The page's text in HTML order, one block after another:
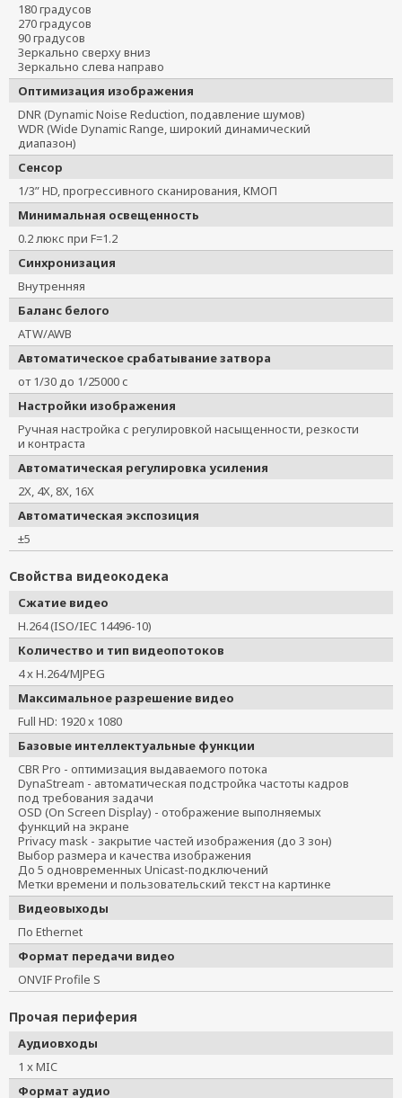
180 градусов
270 градусов
90 градусов
Зеркально сверху вниз
Зеркально слева направо
Оптимизация изображения
DNR (Dynamic Noise Reduction, подавление шумов)
WDR (Wide Dynamic Range, широкий динамический
диапазон)
Сенсор
1/3” HD, прогрессивного сканирования, КМОП
Минимальная освещенность
0.2 люкс при F=1.2
Синхронизация
Внутренняя
Баланс белого
ATW/AWB
Автоматическое срабатывание затвора
от 1/30 до 1/25000 с
Настройки изображения
Ручная настройка с регулировкой насыщенности, резкости
и контраста
Автоматическая регулировка усиления
2X, 4X, 8X, 16X
Автоматическая экспозиция
±5
Свойства видеокодека
Сжатие видео
H.264 (ISO/IEC 14496-10)
Количество и тип видеопотоков
4 x H.264/MJPEG
Максимальное разрешение видео
Full HD: 1920 x 1080
Базовые интеллектуальные функции
CBR Pro - оптимизация выдаваемого потока
DynaStream - автоматическая подстройка частоты кадров
под требования задачи
OSD (On Screen Display) - отображение выполняемых
функций на экране
Privacy mask - закрытие частей изображения (до 3 зон)
Выбор размера и качества изображения
До 5 одновременных Unicast-подключений
Метки времени и пользовательский текст на картинке
Видеовыходы
По Ethernet
Формат передачи видео
ONVIF Profile S
Прочая периферия
Аудиовходы
1 x MIC
Формат аудио